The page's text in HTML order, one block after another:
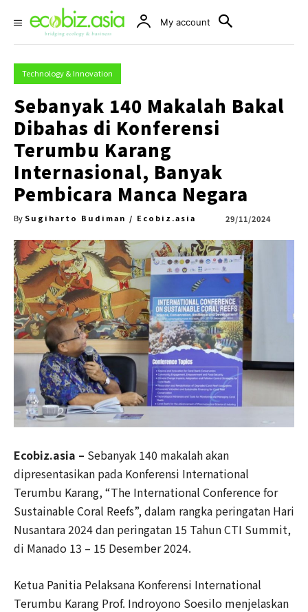
My account
Technology & Innovation
Sebanyak 140 Makalah Bakal
Dibahas di Konferensi
Terumbu Karang
Internasional, Banyak
Pembicara Manca Negara
By Sugiharto Budiman / Ecobiz.asia 29/11/2024
Ecobiz.asia – Sebanyak 140 makalah akan
dipresentasikan pada Konferensi International
Terumbu Karang, “The International Conference for
Sustainable Coral Reefs”, dalam rangka peringatan Hari
Nusantara 2024 dan peringatan 15 Tahun CTI Summit,
di Manado 13 – 15 Desember 2024.
Ketua Panitia Pelaksana Konferensi International
Terumbu Karang Prof. Indroyono Soesilo menjelaskan